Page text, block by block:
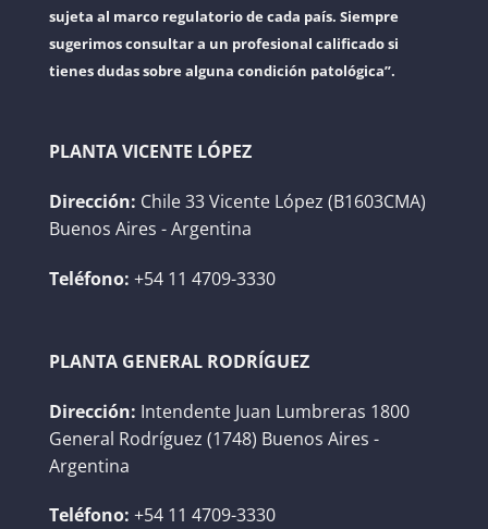
sujeta al marco regulatorio de cada país. Siempre
sugerimos consultar a un profesional calificado si
tienes dudas sobre alguna condición patológica”.
PLANTA VICENTE LÓPEZ
Dirección: Chile 33 Vicente López (B1603CMA)
Buenos Aires - Argentina
Teléfono: +54 11 4709-3330
PLANTA GENERAL RODRÍGUEZ
Dirección: Intendente Juan Lumbreras 1800
General Rodríguez (1748) Buenos Aires -
Argentina
Teléfono: +54 11 4709-3330